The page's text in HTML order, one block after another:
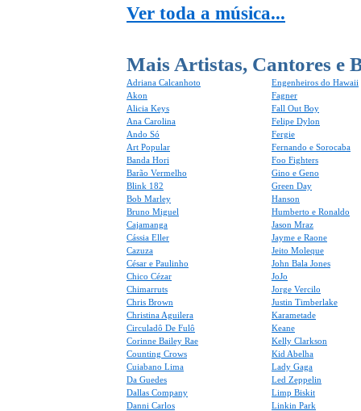
Ver toda a música...
Mais Artistas, Cantores e
Adriana Calcanhoto
Akon
Alicia Keys
Ana Carolina
Ando Só
Art Popular
Banda Hori
Barão Vermelho
Blink 182
Bob Marley
Bruno Miguel
Cajamanga
Cássia Eller
Cazuza
César e Paulinho
Chico Cézar
Chimarruts
Chris Brown
Christina Aguilera
Circuladô De Fulô
Corinne Bailey Rae
Counting Crows
Cuiabano Lima
Da Guedes
Dallas Company
Danni Carlos
Engenheiros do Hawaii
Fagner
Fall Out Boy
Felipe Dylon
Fergie
Fernando e Sorocaba
Foo Fighters
Gino e Geno
Green Day
Hanson
Humberto e Ronaldo
Jason Mraz
Jayme e Raone
Jeito Moleque
John Bala Jones
JoJo
Jorge Vercilo
Justin Timberlake
Karametade
Keane
Kelly Clarkson
Kid Abelha
Lady Gaga
Led Zeppelin
Limp Biskit
Linkin Park